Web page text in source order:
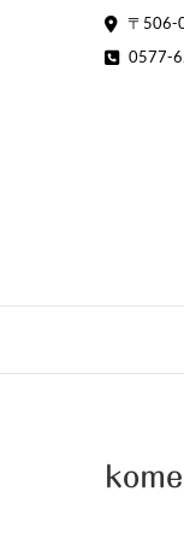
〒506-
0577-